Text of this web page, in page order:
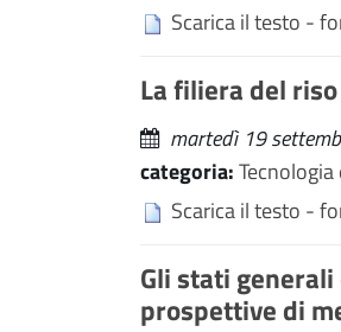
Scarica il testo -
La filiera del
martedì 19
categoria:Tecnologia
Scarica il testo -
Gli stati
prospettive di